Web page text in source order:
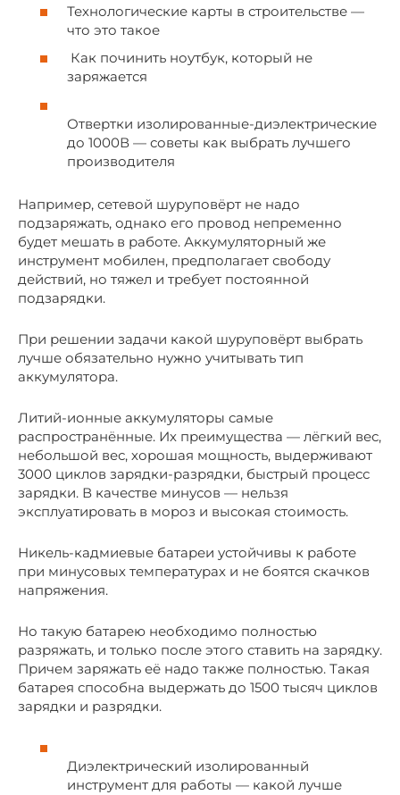
Технологические карты в строительстве —
что это такое
Как починить ноутбук, который не
заряжается
Отвертки изолированные-диэлектрические
до 1000В — советы как выбрать лучшего
производителя
Например, сетевой шуруповёрт не надо
подзаряжать, однако его провод непременно
будет мешать в работе. Аккумуляторный же
инструмент мобилен, предполагает свободу
действий, но тяжел и требует постоянной
подзарядки.
При решении задачи какой шуруповёрт выбрать
лучше обязательно нужно учитывать тип
аккумулятора.
Литий-ионные аккумуляторы самые
распространённые. Их преимущества — лёгкий вес,
небольшой вес, хорошая мощность, выдерживают
3000 циклов зарядки-разрядки, быстрый процесс
зарядки. В качестве минусов — нельзя
эксплуатировать в мороз и высокая стоимость.
Никель-кадмиевые батареи устойчивы к работе
при минусовых температурах и не боятся скачков
напряжения.
Но такую батарею необходимо полностью
разряжать, и только после этого ставить на зарядку.
Причем заряжать её надо также полностью. Такая
батарея способна выдержать до 1500 тысяч циклов
зарядки и разрядки.
Диэлектрический изолированный
инструмент для работы — какой лучше